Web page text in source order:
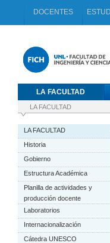
DOCENTES
LA FACULTAD
LA FACULTAD
LA FACULTAD
Historia
Gobierno
Estructura Académica
Planilla de actividades y
producción docente
Laboratorios
Internacionalización
Cátedra UNESCO